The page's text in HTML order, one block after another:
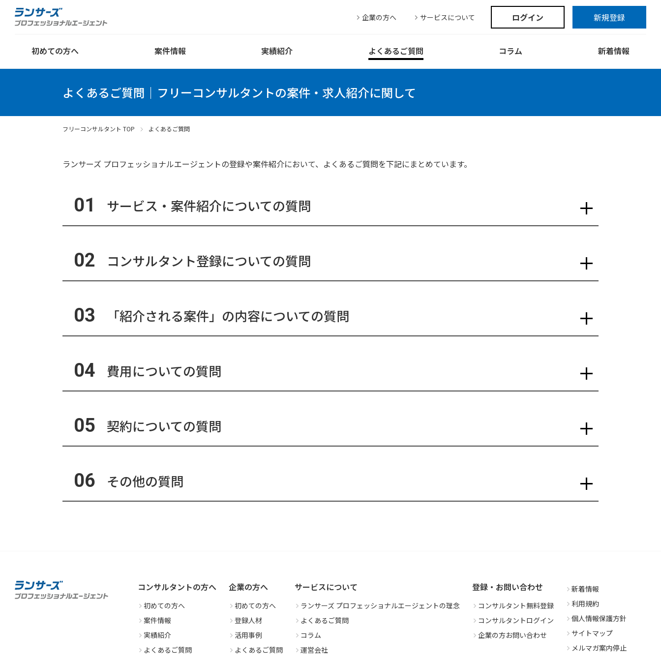
初めての方へ 案件情報 実績紹介 よくあるご質問 コラム 新着情報
企業の方へ サービスについて ログイン 新規登録
よくあるご質問｜フリーコンサルタントの案件・求人紹介に関して
フリーコンサルタント TOP よくあるご質問
ランサーズ プロフェッショナルエージェントの登録や案件紹介において、よくあるご質問を下記にまとめています。
01 サービス・案件紹介についての質問
02 コンサルタント登録についての質問
03 「紹介される案件」の内容についての質問
04 費用についての質問
05 契約についての質問
06 その他の質問
コンサルタントの方へ
初めての方へ
案件情報
実績紹介
よくあるご質問
企業の方へ
初めての方へ
登録人材
活用事例
よくあるご質問
サービスについて
ランサーズ プロフェッショナルエージェントの理念
よくあるご質問
コラム
運営会社
登録・お問い合わせ
コンサルタント無料登録
コンサルタントログイン
企業の方お問い合わせ
新着情報
利用規約
個人情報保護方針
サイトマップ
メルマガ案内停止